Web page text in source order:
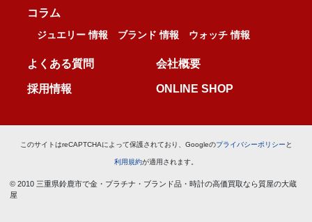
コラム
ジュエリー 情報 ブランド 情報 ウォッチ 情報
よくある質問 会社概要
採用情報 ONLINE SHOP
このサイトはreCAPTCHAによって保護されており、Googleのプライバシーポリシー と
利用規約が適用されます。
© 2010 三重県鈴鹿市で金・プラチナ・ブランド品・時計の高価買取なら質屋の大蔵
屋